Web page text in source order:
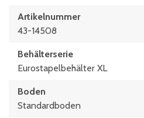
Artikelnummer
43-14508
Behälterserie
Eurostapelbehälter XL
Boden
Standardboden